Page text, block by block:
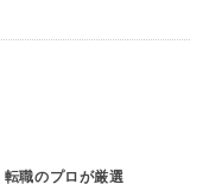
職のプロが厳選